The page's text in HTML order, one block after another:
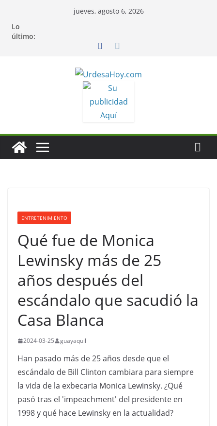
contenido
jueves, agosto 6, 2026
Lo
último:
ENTRETENIMIENTO
Qué fue de Monica
Lewinsky más de 25
años después del
escándalo que sacudió la
Casa Blanca
2024-03-25 guayaquil
Han pasado más de 25 años desde que el
escándalo de Bill Clinton cambiara para siempre
la vida de la exbecaria Monica Lewinsky. ¿Qué
pasó tras el 'impeachment' del presidente en
1998 y qué hace Lewinsky en la actualidad?